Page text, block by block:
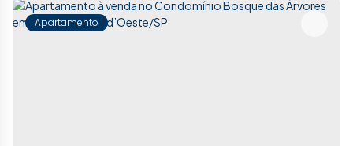
Apartamento